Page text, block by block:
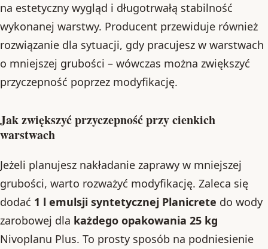
na estetyczny wygląd i długotrwałą stabilność
wykonanej warstwy. Producent przewiduje również
rozwiązanie dla sytuacji, gdy pracujesz w warstwach
o mniejszej grubości – wówczas można zwiększyć
przyczepność poprzez modyfikację.
Jak zwiększyć przyczepność przy cienkich
warstwach
Jeżeli planujesz nakładanie zaprawy w mniejszej
grubości, warto rozważyć modyfikację. Zaleca się
dodać 1 l emulsji syntetycznej Planicrete do wody
zarobowej dla każdego opakowania 25 kg
Nivoplanu Plus. To prosty sposób na podniesienie